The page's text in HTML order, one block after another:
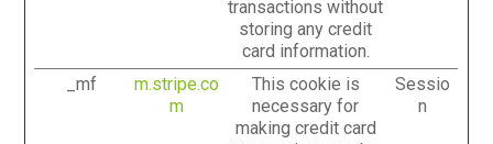
transactions without
storing any credit
card information.
_mf
m.stripe.co
m
This cookie is
necessary for
making credit card
Sessio
n